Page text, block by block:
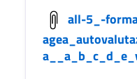
all-5_-